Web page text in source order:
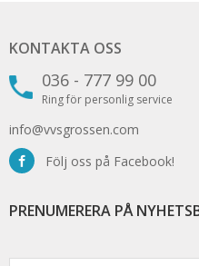
KONTAKTA OSS
036 - 777 99 00
Ring för personlig service
info@vvsgrossen.com
Följ oss på Facebook!
PRENUMERERA PÅ